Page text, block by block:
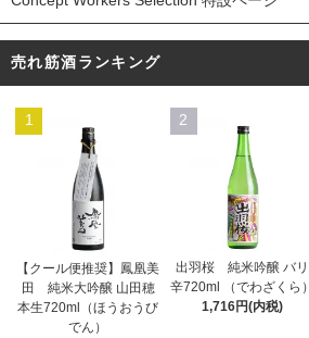
売れ筋酒ランキング
1
【クール便推奨】鳳凰美
田 純米大吟醸 山田穂
本生720ml（ほうおうび
でん）
2
出羽桜 純米吟醸 バリ
辛720ml （でわざくら）
1,716円(内税)